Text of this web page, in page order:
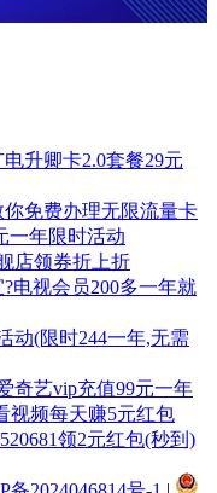
升卿卡2.0套餐29元
免费办理无限流量卡
一年限时活动
店领券折上折
电视会员200多一年就
动(限时244一年,无需
奇艺vip充值99元一年
视频每天赚5元红包
领2元红包(秒到)